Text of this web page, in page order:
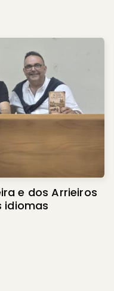
e dos Arrieiros
idiomas